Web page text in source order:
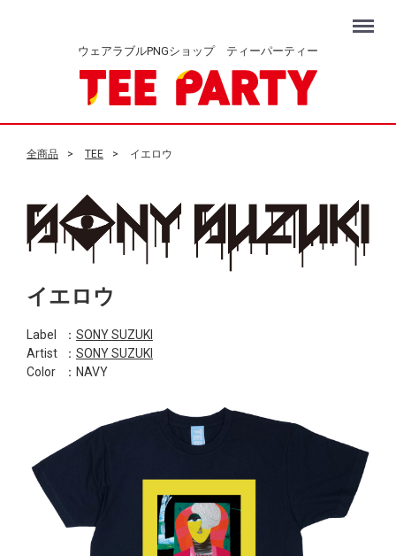
ウェアラブルPNGショップ ティーパーティー
Menu
全商品 TEE イエロウ
イエロウ
Label ： SONY SUZUKI
Artist
： SONY SUZUKI
Color
：NAVY